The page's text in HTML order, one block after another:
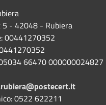
5 - 42048 - Rubiera
00441270352
66470 000000024827
0522 622211